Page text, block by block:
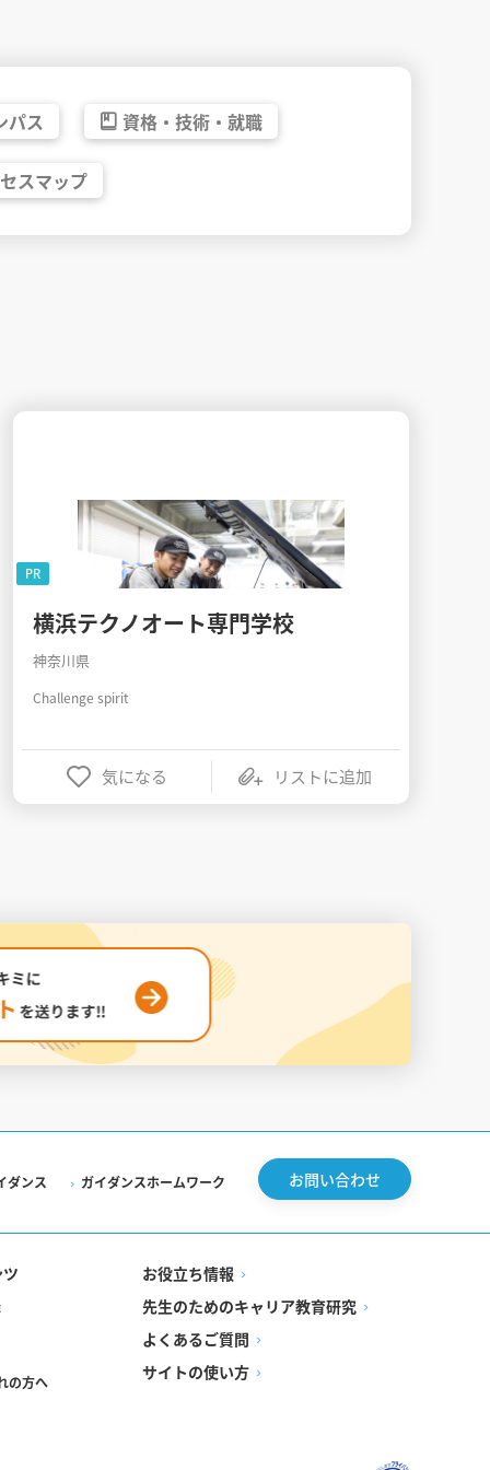
パス 資格・ 技術・ 就職
スマップ
横浜テクノオート専門学校
神奈川県
Challenge spirit
気になる リストに追加
PR
ダンス ガイダンスホームワーク お問い合わせ
の方へ
お役立ち情報
先生のためのキャリア教育研究
よくあるご質問
サイトの使い方